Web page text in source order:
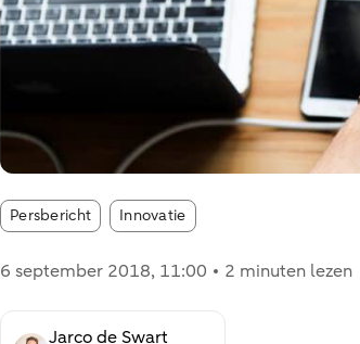
Persbericht Article tags:
Innovatie
6 september 2018, 11:00 2 minuten lezen
Jarco de Swart